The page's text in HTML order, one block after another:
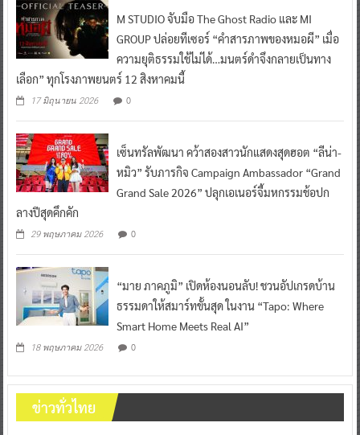
M STUDIO จับมือ The Ghost Radio และ MI
GROUP ปล่อยทีเซอร์ “คำสารภาพของหมอผี” เมื่อ
ความยุติธรรมใช้ไม่ได้…มนตร์ดำจึงกลายเป็นทาง
เลือก” ทุกโรงภาพยนตร์ 12 สิงหาคมนี้
17 มิถุนายน 2026 0
เซ็นทรัลพัฒนา คว้าสองสาวนักแสดงสุดฮอต “ลีน่า-
หมิว” รับภารกิจ Campaign Ambassador “Grand
Grand Sale 2026” ปลุกเอเนอร์จี้มหกรรมช้อปก
ลางปีสุดคึกคัก
29 พฤษภาคม 2026 0
“มาย ภาคภูมิ” เปิดห้องนอนลับ! ชวนอัปเกรดบ้าน
ธรรมดาให้สมาร์ทขั้นสุด ในงาน “Tapo: Where
Smart Home Meets Real AI”
18 พฤษภาคม 2026 0
ข่าวทั่วไทย